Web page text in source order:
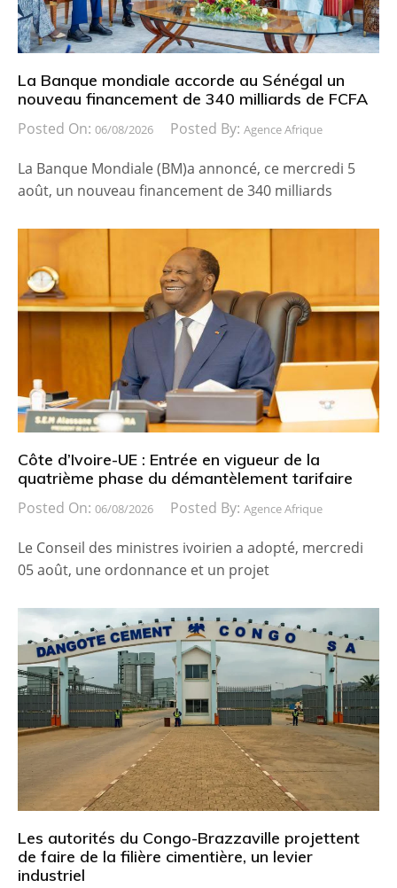
La Banque mondiale accorde au Sénégal un
nouveau financement de 340 milliards de FCFA
Posted On: 06/08/2026 Posted By: Agence Afrique
La Banque Mondiale (BM)a annoncé, ce mercredi 5
août, un nouveau financement de 340 milliards
Côte d’Ivoire-UE : Entrée en vigueur de la
quatrième phase du démantèlement tarifaire
Posted On: 06/08/2026 Posted By: Agence Afrique
Le Conseil des ministres ivoirien a adopté, mercredi
05 août, une ordonnance et un projet
Les autorités du Congo-Brazzaville projettent
de faire de la filière cimentière, un levier
industriel